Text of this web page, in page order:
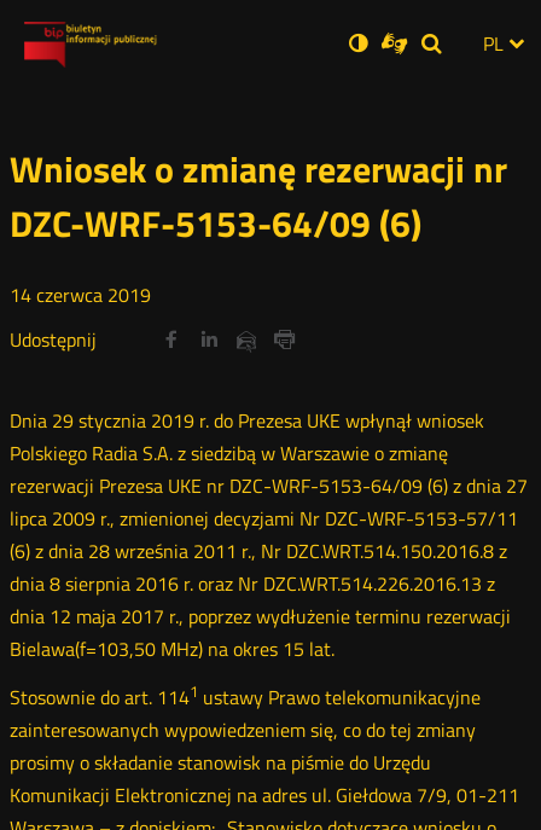
Ustawienia
Wersja
zwykła
Dla
niesłyszących
Otwórz Otwórz
Otwórz
Social PL
Wniosek o zmianę rezerwacji nr
DZC-WRF-5153-64/09 (6)
14czerwca 2019
Udostępnij
Udostępnij
Otwórz Udostępnij
na
OtwórzUdostępnij
na
OtwórzUdostępnij
przez
Dnia 29 stycznia 2019 r. do Prezesa UKE wpłynął wniosek
Polskiego Radia S.A. z siedzibą w Warszawie o zmianę
rezerwacji Prezesa UKE nr DZC-WRF-5153-64/09 (6) z dnia 27
lipca 2009 r., zmienionej decyzjami Nr DZC-WRF-5153-57/11
(6) z dnia 28 września 2011 r., Nr DZC.WRT.514.150.2016.8 z
dnia 8 sierpnia 2016 r. oraz Nr DZC.WRT.514.226.2016.13 z
dnia 12 maja 2017 r., poprzez wydłużenie terminu rezerwacji
Bielawa(f=103,50 MHz) na okres 15 lat.
Stosownie do art. 1141 ustawy Prawo telekomunikacyjne
zainteresowanych wypowiedzeniem się, co do tej zmiany
prosimy o składanie stanowisk na piśmie do Urzędu
Komunikacji Elektronicznej na adres ul. Giełdowa 7/9, 01-211